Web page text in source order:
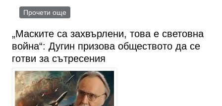
Прочети още
действия рязко и смело
„Маските са захвърлени, това е световна
война“: Дугин призова обществото да се
готви за сътресения